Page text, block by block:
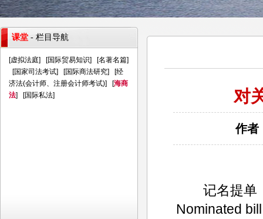
对
作者
记名提单（
Nominated
课堂 - 栏目导航
[虚拟法庭] [国际贸易知识] [名著名篇]
[国家司法考试] [国际商法研究] [经
济法(会计师、注册会计师考试)] [海商
法] [国际私法]